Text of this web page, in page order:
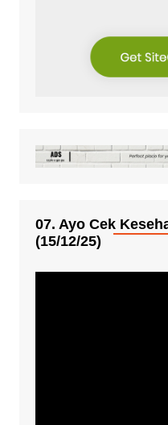
07. Ayo Cek
(15/12/25)